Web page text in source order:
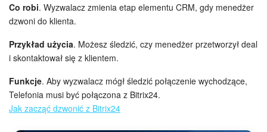
Co robi. Wyzwalacz zmienia etap elementu CRM, gdy menedżer
dzwoni do klienta.
Przykład użycia. Możesz śledzić, czy menedżer przetworzył deal
i skontaktował się z klientem.
Funkcje. Aby wyzwalacz mógł śledzić połączenie wychodzące,
Telefonia musi być połączona z Bitrix24.
Jak zacząć dzwonić z Bitrix24